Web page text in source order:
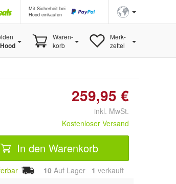
Mit Sicherheit bei
Hood einkaufen
Waren-
korb
Merk-
zettel
259,95 €
inkl. MwSt.
Kostenloser Versand
In den Warenkorb
10 Auf Lager 1 verkauft